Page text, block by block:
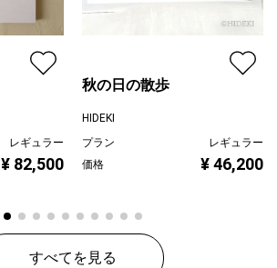
レギュラー
¥ 82,500
秋の日の散歩
HIDEKI
プラン
レギュラー
価格
¥ 46,200
すべてを見る